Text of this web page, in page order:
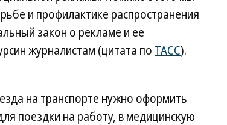
и профилактике распространения
закон о рекламе и ее
журналистам (цитата по ТАСС).
на транспорте нужно оформить
поездки на работу, в медицинскую